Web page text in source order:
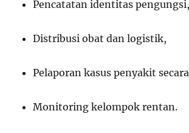
Pencatatan identitas pengungsi,
Distribusi obat dan logistik,
Pelaporan kasus penyakit
Monitoring kelompok rentan.